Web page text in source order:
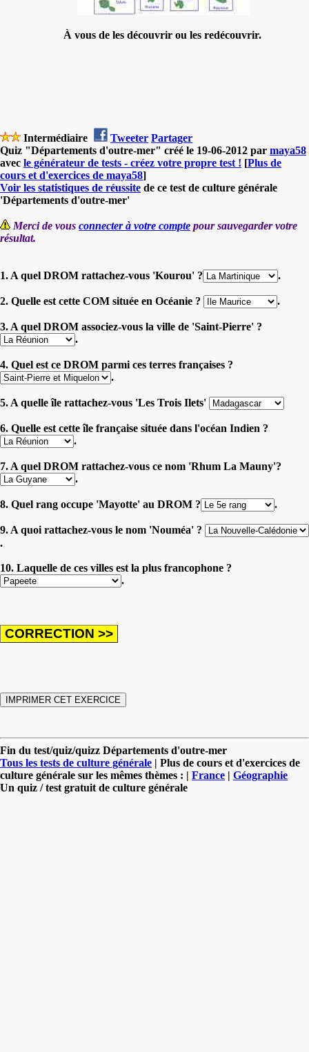
À vous de les découvrir ou les redécouvrir.
Intermédiaire Tweeter Partager
Quiz "Départements d'outre-mer" créé le 19-06-2012 par maya58
avec le générateur de tests - créez votre propre test ! [Plus de
cours et d'exercices de maya58]
Voir les statistiques de réussite de ce test de culture générale
'Départements d'outre-mer'
Merci de vous connecter à votre compte pour sauvegarder votre
résultat.
1. A quel DROM rattachez-vous 'Kourou' ? .
2. Quelle est cette COM située en Océanie ? .
3. A quel DROM associez-vous la ville de 'Saint-Pierre' ?
.
4. Quel est ce DROM parmi ces terres françaises ?
.
5. A quelle île rattachez-vous 'Les Trois Ilets'
6. Quelle est cette île française située dans l'océan Indien ?
.
7. A quel DROM rattachez-vous ce nom 'Rhum La Mauny'?
.
8. Quel rang occupe 'Mayotte' au DROM ? .
9. A quoi rattachez-vous le nom 'Nouméa' ?
.
10. Laquelle de ces villes est la plus francophone ?
.
Fin du test/quiz/quizz Départements d'outre-mer
Tous les tests de culture générale | Plus de cours et d'exercices de
culture générale sur les mêmes thèmes : | France | Géographie
Un quiz / test gratuit de culture générale